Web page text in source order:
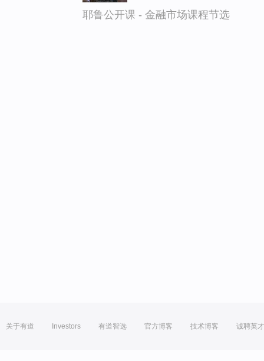
耶鲁公开课 - 金融市场课程节选
关于有道 Investors 有道智选 官方博客 技术博客 诚聘英才